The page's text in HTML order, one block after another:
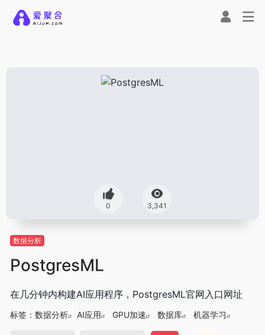
0 3,341
数据分析
PostgresML
在几分钟内构建AI应用程序，PostgresML官网入口网址
标签： 数据分析 AI应用 GPU加速 数据库 机器学习